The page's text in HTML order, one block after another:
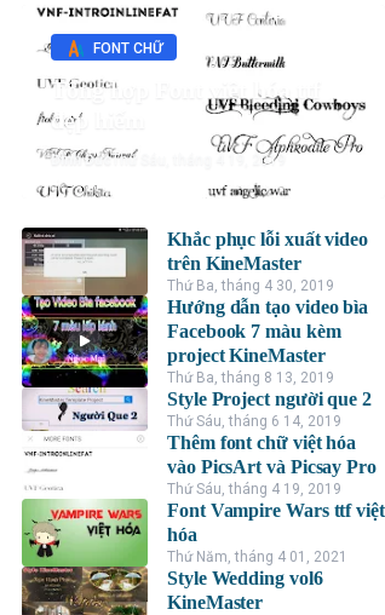
FONT CHỮ
Tổng hợp Font việt hóa ttf
đẹp hiếm
Đình ĐứcThứ Sáu, tháng 4 19, 2019
Khắc phục lỗi xuất video
trên KineMaster
Thứ Ba, tháng 4 30, 2019
Hướng dẫn tạo video bìa
Facebook 7 màu kèm
project KineMaster
Thứ Ba, tháng 8 13, 2019
Style Project người que 2
Thứ Sáu, tháng 6 14, 2019
Thêm font chữ việt hóa
vào PicsArt và Picsay Pro
Thứ Sáu, tháng 4 19, 2019
Font Vampire Wars ttf việt
hóa
Thứ Năm, tháng 4 01, 2021
Style Wedding vol6
KineMaster